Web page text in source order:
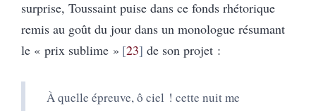
surprise, Toussaint puise dans ce fonds rhétorique
remis au goût du jour dans un monologue résumant
le « prix sublime » 23 de son projet :
À quelle épreuve, ô ciel ! cette nuit me